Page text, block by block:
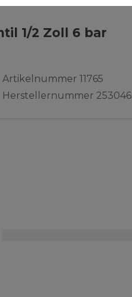
1/2 Zoll 6 bar
Artikelnummer11765
Herstellernummer 253046